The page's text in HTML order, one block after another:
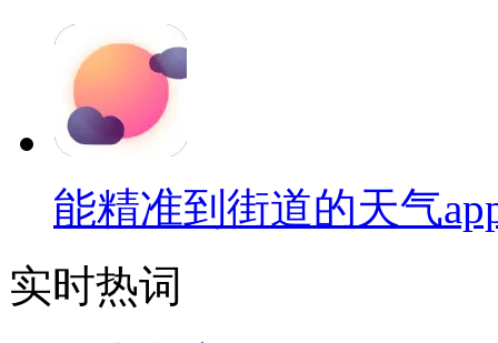
能精准到街道的天气
实时热词